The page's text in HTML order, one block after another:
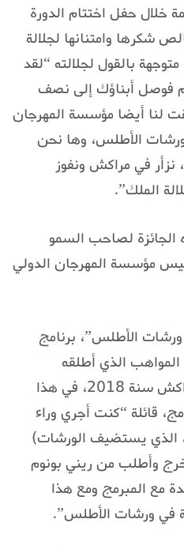
خلال حفل اختتام الدورة
شكرها وامتنانها لجلالة
بالقول لجلالته “لقد
فوصل أبناؤك إلى نصف
لنا أيضا مؤسسة المهرجان
الأطلس، وها نحن
نزأر في مراكش ونفوز
الملك”.
الجائزة لصاحب السمو
مؤسسة المهرجان الدولي
الأطلس”، برنامج
المواهب الذي أطلقه
المهرجان الدولي للفيلم بمراكش سنة 2018، في هذا
قائلة “كنت أجري وراء
الذي يستضيف الورشات)
وأطلب من ريني بونوم
مع المبرمج ومع هذا
في ورشات الأطلس”.